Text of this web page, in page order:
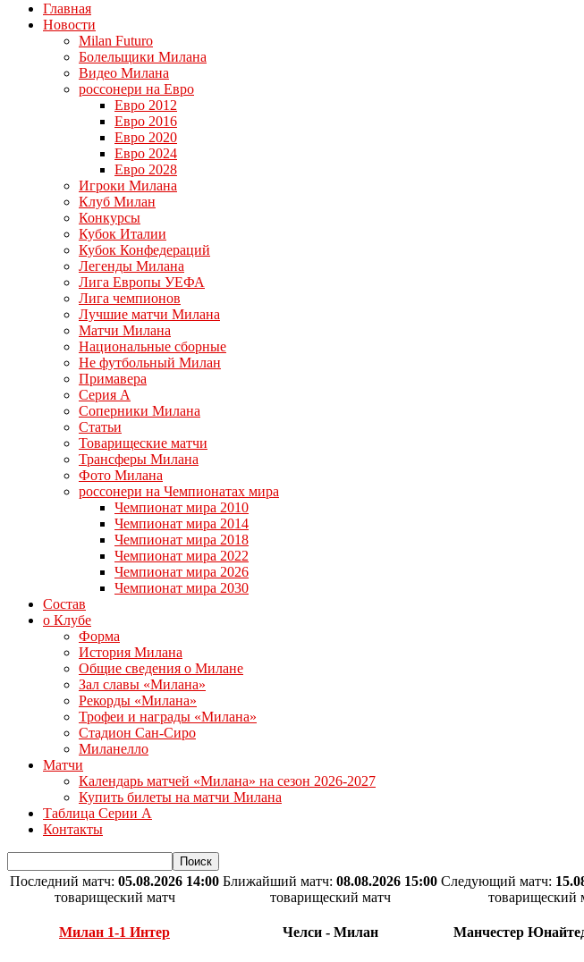
Главная
Новости
Milan Futuro
Болельщики Милана
Видео Милана
россонери на Евро
Евро 2012
Евро 2016
Евро 2020
Евро 2024
Евро 2028
Игроки Милана
Клуб Милан
Конкурсы
Кубок Италии
Кубок Конфедераций
Легенды Милана
Лига Европы УЕФА
Лига чемпионов
Лучшие матчи Милана
Матчи Милана
Национальные сборные
Не футбольный Милан
Примавера
Серия А
Соперники Милана
Статьи
Товарищеские матчи
Трансферы Милана
Фото Милана
россонери на Чемпионатах мира
Чемпионат мира 2010
Чемпионат мира 2014
Чемпионат мира 2018
Чемпионат мира 2022
Чемпионат мира 2026
Чемпионат мира 2030
Состав
о Клубе
Форма
История Милана
Общие сведения о Милане
Зал славы «Милана»
Рекорды «Милана»
Трофеи и награды «Милана»
Стадион Сан-Сиро
Миланелло
Матчи
Календарь матчей «Милана» на сезон 2026-2027
Купить билеты на матчи Милана
Таблица Серии А
Контакты
Последний матч: 05.08.2026 14:00
товарищеский матч
Милан 1-1 Интер
Ближайший матч: 08.08.2026 15:00
товарищеский матч
Челси - Милан
Следующий матч:
товарищеский
Манчестер